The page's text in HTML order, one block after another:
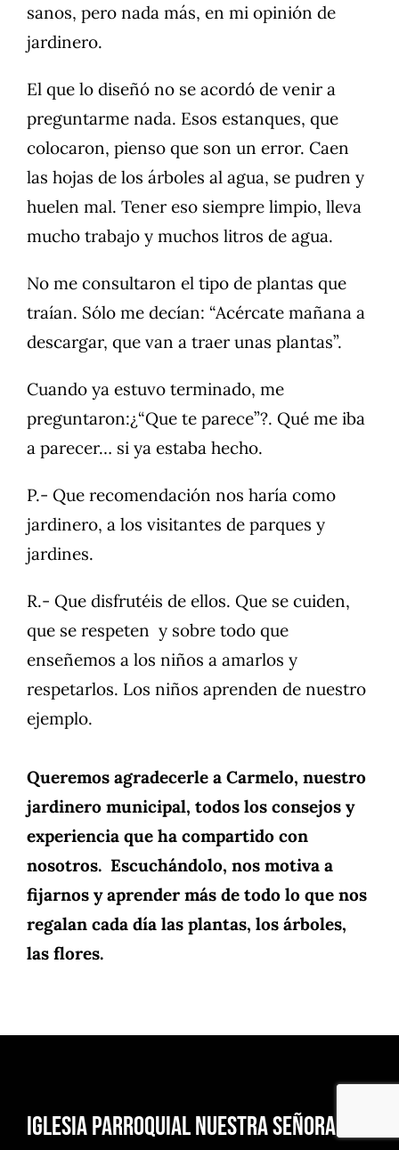
sanos, pero nada más, en mi opinión de
jardinero.
El que lo diseñó no se acordó de venir a
preguntarme nada. Esos estanques, que
colocaron, pienso que son un error. Caen
las hojas de los árboles al agua, se pudren y
huelen mal. Tener eso siempre limpio, lleva
mucho trabajo y muchos litros de agua.
No me consultaron el tipo de plantas que
traían. Sólo me decían: “Acércate mañana a
descargar, que van a traer unas plantas”.
Cuando ya estuvo terminado, me
preguntaron:¿“Que te parece”?. Qué me iba
a parecer… si ya estaba hecho.
P.- Que recomendación nos haría como
jardinero, a los visitantes de parques y
jardines.
R.- Que disfrutéis de ellos. Que se cuiden,
que se respeten y sobre todo que
enseñemos a los niños a amarlos y
respetarlos. Los niños aprenden de nuestro
ejemplo.
Queremos agradecerle a Carmelo, nuestro
jardinero municipal, todos los consejos y
experiencia que ha compartido con
nosotros. Escuchándolo, nos motiva a
fijarnos y aprender más de todo lo que nos
regalan cada día las plantas, los árboles,
las flores.
Iglesia Parroquial Nuestra Señora de